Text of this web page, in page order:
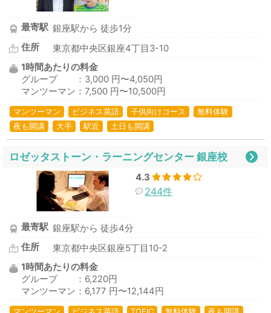
最寄駅 銀座駅から 徒歩1分
住所
東京都中央区銀座4丁目3-10
1時間あたりの料金
グループ ：3,000 円〜4,050円
マンツーマン：7,500 円〜10,500円
マンツーマン ビジネス英語 子供向けコース
無料体験
夜も開講
大手 駅近 土日も開講
ロゼッタストーン・ラーニングセンター 銀座校
4.3
244件
最寄駅 銀座駅から 徒歩4分
住所
東京都中央区銀座5丁目10-2
1時間あたりの料金
グループ ：6,220円
マンツーマン：6,177 円〜12,144円